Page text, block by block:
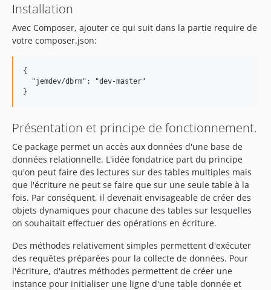
Installation
Avec Composer, ajouter ce qui suit dans la partie require de
votre composer.json:
{
  "jemdev/dbrm": "dev-master"
Présentation et principe de fonctionnement.
Ce package permet un accès aux données d'une base de
données relationnelle. L'idée fondatrice part du principe
qu'on peut faire des lectures sur des tables multiples mais
que l'écriture ne peut se faire que sur une seule table à la
fois. Par conséquent, il devenait envisageable de créer des
objets dynamiques pour chacune des tables sur lesquelles
on souhaitait effectuer des opérations en écriture.
Des méthodes relativement simples permettent d'exécuter
des requêtes préparées pour la collecte de données. Pour
l'écriture, d'autres méthodes permettent de créer une
instance pour initialiser une ligne d'une table donnée et